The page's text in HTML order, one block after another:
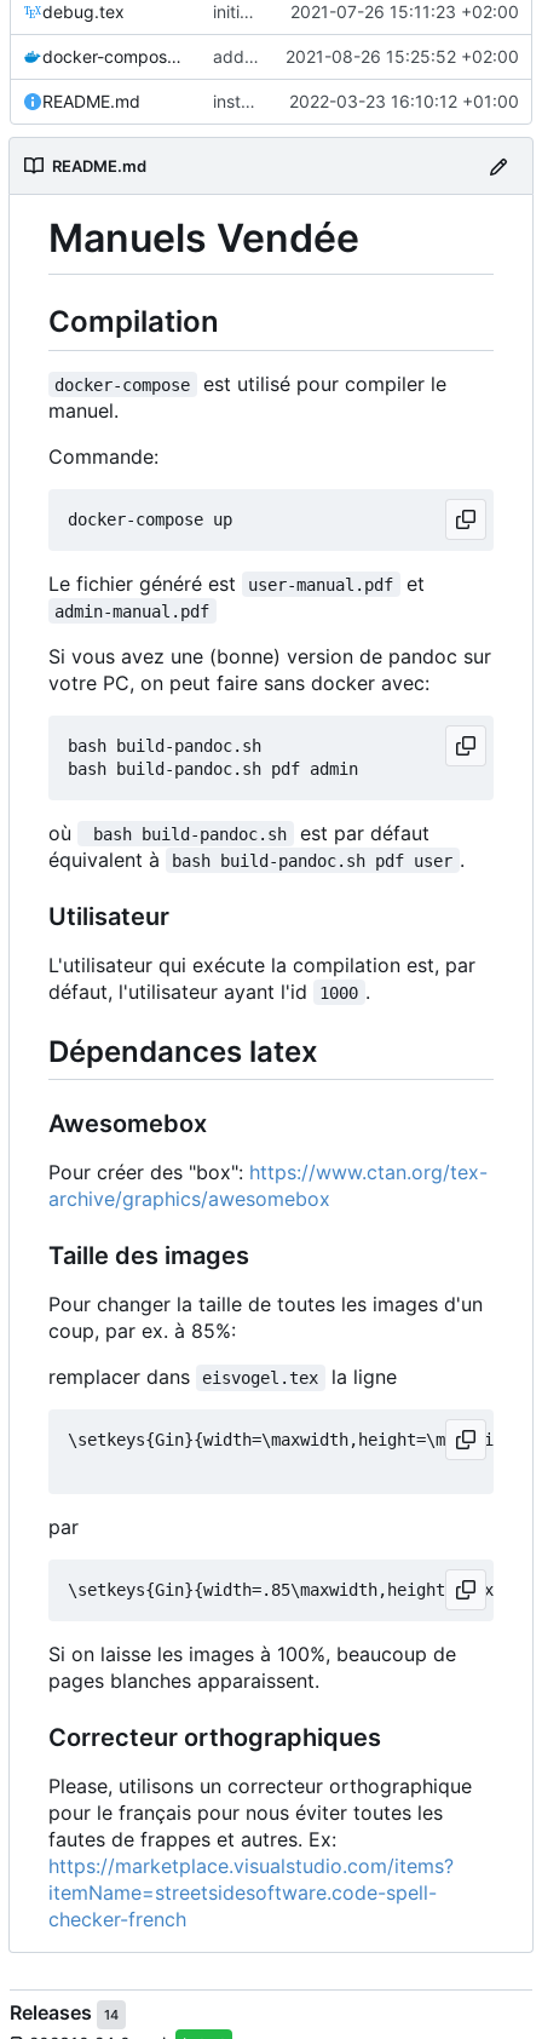
debug.tex initial commit 2021-07-26 15:11:23 +02:00
docker-compose.yaml add admin manual to docker-compose 2021-08-26 15:25:52 +02:00
README.md instructions pour resizing images 2022-03-23 16:10:12 +01:00
README.md
Manuels Vendée
Compilation
docker-compose
est utilisé pour compiler le
manuel.
Commande:
Le fichier généré est user-manual.pdf et
admin-manual.pdf
Si vous avez une (bonne) version de pandoc sur
votre PC, on peut faire sans docker avec:
bash build-pandoc.sh
où bash build-pandoc.sh
est par défaut
équivalent à
bash build-pandoc.sh pdf user .
Utilisateur
L'utilisateur qui exécute la compilation est, par
défaut, l'utilisateur ayant l'id
1000 .
Dépendances latex
Awesomebox
Pour créer des "box": https://www.ctan.org/tex-
archive/graphics/awesomebox
Taille des images
Pour changer la taille de toutes les images d'un
coup, par ex. à 85%:
remplacer dans
eisvogel.tex la ligne
par
Si on laisse les images à 100%, beaucoup de
pages blanches apparaissent.
Correcteur orthographiques
Please, utilisons un correcteur orthographique
pour le français pour nous éviter toutes les
fautes de frappes et autres. Ex:
https://marketplace.visualstudio.com/items?
itemName=streetsidesoftware.code-spell-
checker-french
Releases 14